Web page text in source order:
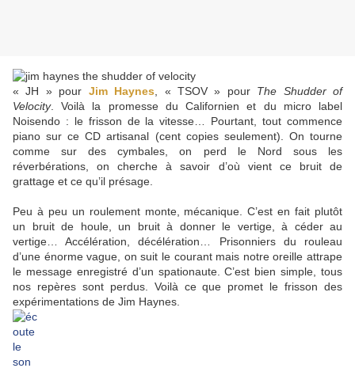
« JH » pour Jim Haynes , « TSOV » pour The Shudder of
Velocity. Voilà la promesse du Californien et du micro label
Noisendo : le frisson de la vitesse… Pourtant, tout commence
piano sur ce CD artisanal (cent copies seulement). On tourne
comme sur des cymbales, on perd le Nord sous les
réverbérations, on cherche à savoir d’où vient ce bruit de
grattage et ce qu’il présage.
Peu à peu un roulement monte, mécanique. C’est en fait plutôt
un bruit de houle, un bruit à donner le vertige, à céder au
vertige… Accélération, décélération… Prisonniers du rouleau
d’une énorme vague, on suit le courant mais notre oreille attrape
le message enregistré d’un spationaute. C’est bien simple, tous
nos repères sont perdus. Voilà ce que promet le frisson des
expérimentations de Jim Haynes.